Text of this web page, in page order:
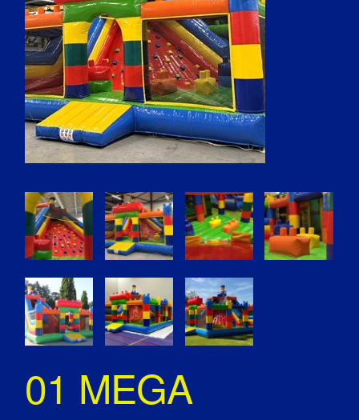
01 MEGA